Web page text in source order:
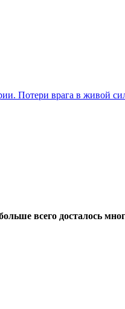
Потери врага в живой
всего досталось